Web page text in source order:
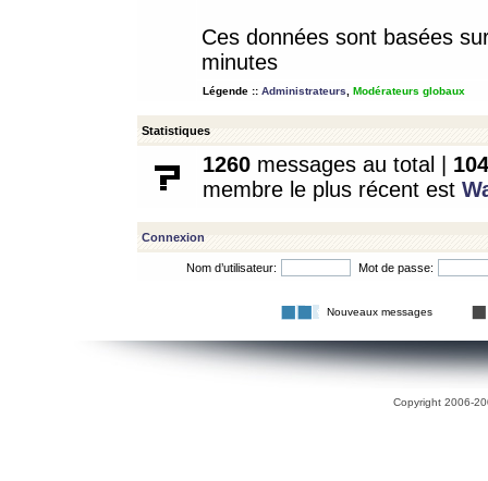
Ces données sont basées
minutes
Légende :: Administrateurs Modérateurs globaux
Statistiques
1260 messages au total | 104
membre le plus récent est
Connexion
Nom d’utilisateur: Mot de passe:
Nouveaux messages
Copyright 2006-